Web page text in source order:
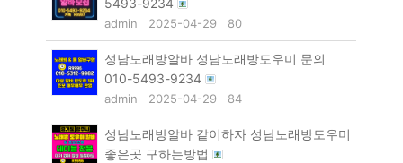
5493-9234
admin 2025-04-29 80
성남노래방알바 성남노래방도우미 문의
010-5493-9234
admin 2025-04-29 84
성남노래방알바 같이하자 성남노래방도우미
좋은곳 구하는방법